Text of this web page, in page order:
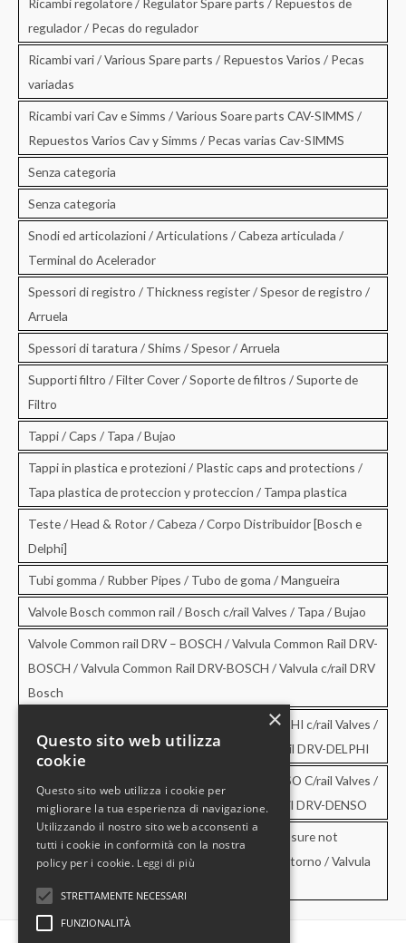
Ricambi regolatore / Regulator Spare parts / Repuestos de
regulador / Pecas do regulador
Ricambi vari / Various Spare parts / Repuestos Varios / Pecas
variadas
Ricambi vari Cav e Simms / Various Soare parts CAV-SIMMS /
Repuestos Varios Cav y Simms / Pecas varias Cav-SIMMS
Senza categoria
Senza categoria
Snodi ed articolazioni / Articulations / Cabeza articulada /
Terminal do Acelerador
Spessori di registro / Thickness register / Spesor de registro /
Arruela
Spessori di taratura / Shims / Spesor / Arruela
Supporti filtro / Filter Cover / Soporte de filtros / Suporte de
Filtro
Tappi / Caps / Tapa / Bujao
Tappi in plastica e protezioni / Plastic caps and protections /
Tapa plastica de proteccion y proteccion / Tampa plastica
Teste / Head & Rotor / Cabeza / Corpo Distribuidor [Bosch e
Delphi]
Tubi gomma / Rubber Pipes / Tubo de goma / Mangueira
Valvole Bosch common rail / Bosch c/rail Valves / Tapa / Bujao
Valvole Common rail DRV – BOSCH / Valvula Common Rail DRV-
BOSCH / Valvula Common Rail DRV-BOSCH / Valvula c/rail DRV
Bosch
Valvole Common rail DRV – DELPHI / DRV-DELPHI c/rail Valves /
Valvula Common Rail DRV-DELPHI / Valvula c/rail DRV-DELPHI
Valvole Common rail DRV – DENSO / DRV-DENSO C/rail Valves /
Valvula Common Rail DRV-DENSO / Valvula c/rail DRV-DENSO
Valvole di sovrapressione e di non ritorno / Pressure not
retourn Valves / Valvula de sobrepresion y no retorno / Valvula
de pressao e no retorno
×
Questo sito web utilizza
cookie
Questo sito web utilizza i cookie per
migliorare la tua esperienza di navigazione.
Utilizzando il nostro sito web acconsenti a
tutti i cookie in conformità con la nostra
policy per i cookie. Leggi di più
STRETTAMENTE NECESSARI
FUNZIONALITÀ